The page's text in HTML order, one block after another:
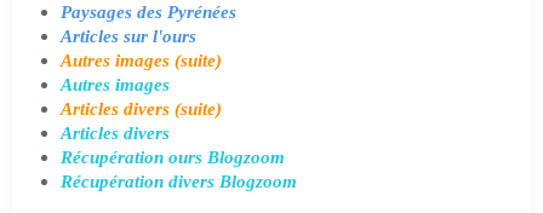
Paysages des Pyrénées
Articles sur l'ours
Autres images (suite)
Autres images
Articles divers (suite)
Articles divers
Récupération ours Blogzoom
Récupération divers Blogzoom